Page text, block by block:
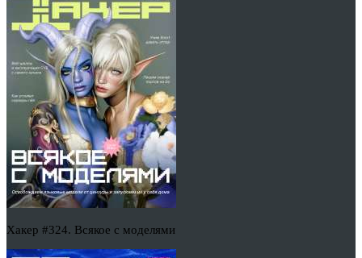
Хакер #324. Всякое с моделями